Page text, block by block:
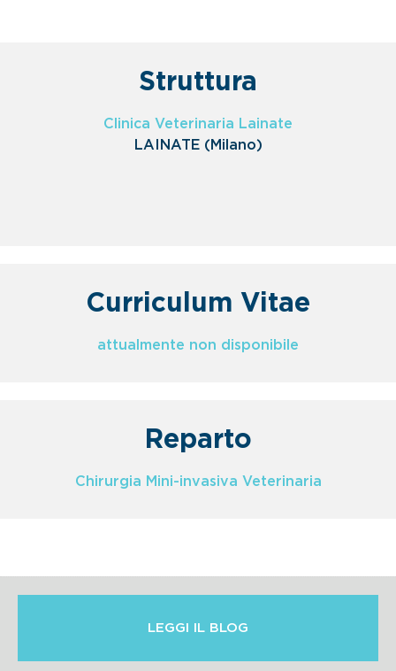
Struttura
Clinica Veterinaria Lainate
LAINATE (Milano)
Curriculum Vitae
attualmente non disponibile
Reparto
Chirurgia Mini-invasiva Veterinaria
LEGGI IL BLOG